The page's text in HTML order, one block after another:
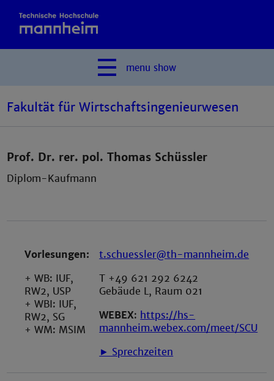
menu show
Fakultät für Wirtschaftsingenieurwesen
Prof. Dr. rer. pol. Thomas Schüssler
Diplom-Kaufmann
Vorlesungen:
+ WB: IUF,
RW2, USP
+ WBI: IUF,
RW2, SG
+ WM: MSIM
t.schuessler@th-mannheim.de
T +49 621 292 6242
Gebäude L, Raum 021
WEBEX: https://hs-
mannheim.webex.com/meet/SCU
► Sprechzeiten